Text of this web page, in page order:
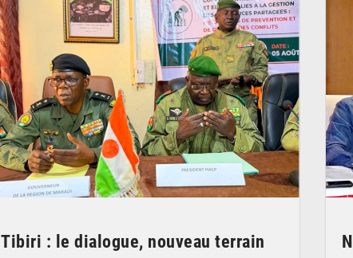
Tibiri : le dialogue, nouveau terrain